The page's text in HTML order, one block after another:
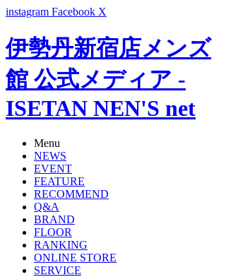
instagram Facebook X
伊勢丹新宿店メンズ
館 公式メディア -
ISETAN NEN'S net
Menu
NEWS
EVENT
FEATURE
RECOMMEND
Q&A
BRAND
FLOOR
RANKING
ONLINE STORE
SERVICE